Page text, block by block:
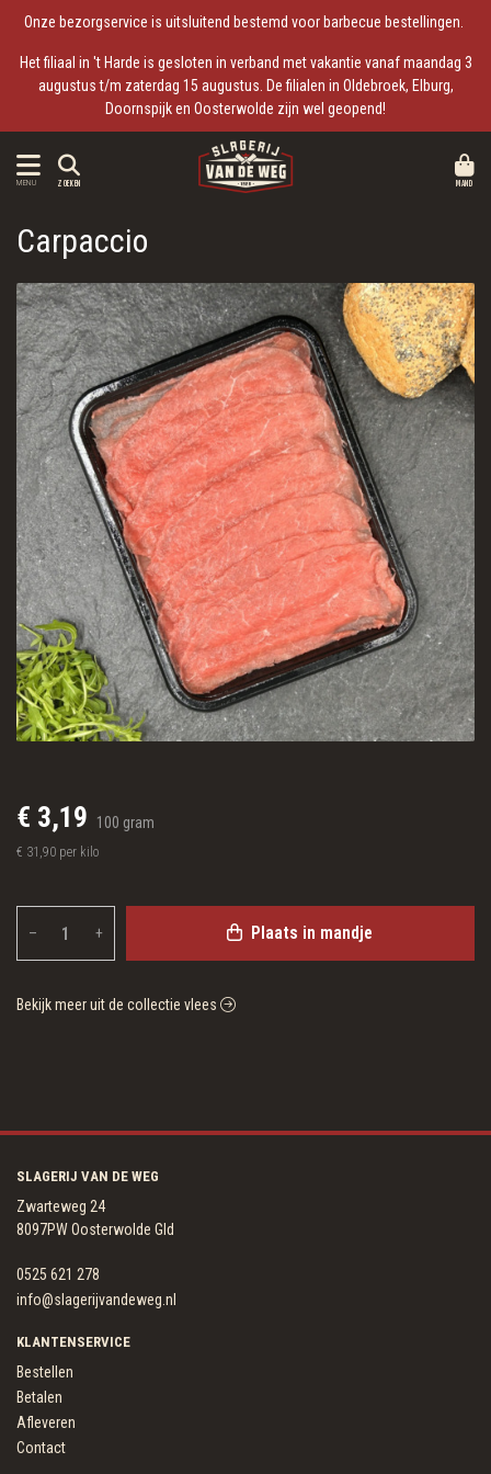
Onze bezorgservice is uitsluitend bestemd voor barbecue bestellingen.
Het filiaal in 't Harde is gesloten in verband met vakantie vanaf maandag 3
augustus t/m zaterdag 15 augustus. De filialen in Oldebroek, Elburg,
Doornspijk en Oosterwolde zijn wel geopend!
MENU ZOEKEN MAND
Carpaccio
€ 3,19 100 gram
€ 31,90 per kilo
– + Plaats in mandje
Bekijk meer uit de collectie vlees
SLAGERIJ VAN DE WEG
Zwarteweg 24
8097PW Oosterwolde Gld
0525 621 278
info@slagerijvandeweg.nl
KLANTENSERVICE
Bestellen
Betalen
Afleveren
Contact